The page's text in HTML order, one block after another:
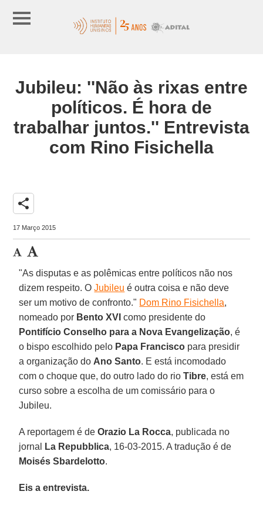
Jubileu: ''Não às rixas entre
políticos. É hora de
trabalhar juntos.'' Entrevista
com Rino Fisichella
share
17 Março 2015
"As disputas e as polêmicas entre políticos não nos
dizem respeito. OJubileu é outra coisa e não deve
ser um motivo de confronto." Dom Rino Fisichella,
nomeado por Bento XVI como presidente do
Pontifício Conselho para a Nova Evangelização, é
o bispo escolhido pelo Papa Francisco para presidir
a organização do Ano Santo. E está incomodado
com o choque que, do outro lado do rioTibre, está em
curso sobre a escolha de um comissário para o
Jubileu.
A reportagem é deOrazio La Rocca, publicada no
jornal
La Repubblica, 16-03-2015. A tradução é de
Moisés Sbardelotto.
Eis a entrevista.